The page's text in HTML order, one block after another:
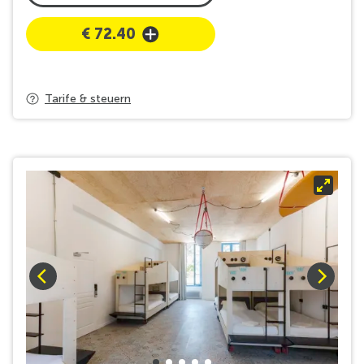
Gemeinsames
Badezimmer
Nichtraucher
€ 72.40
Tarife & steuern